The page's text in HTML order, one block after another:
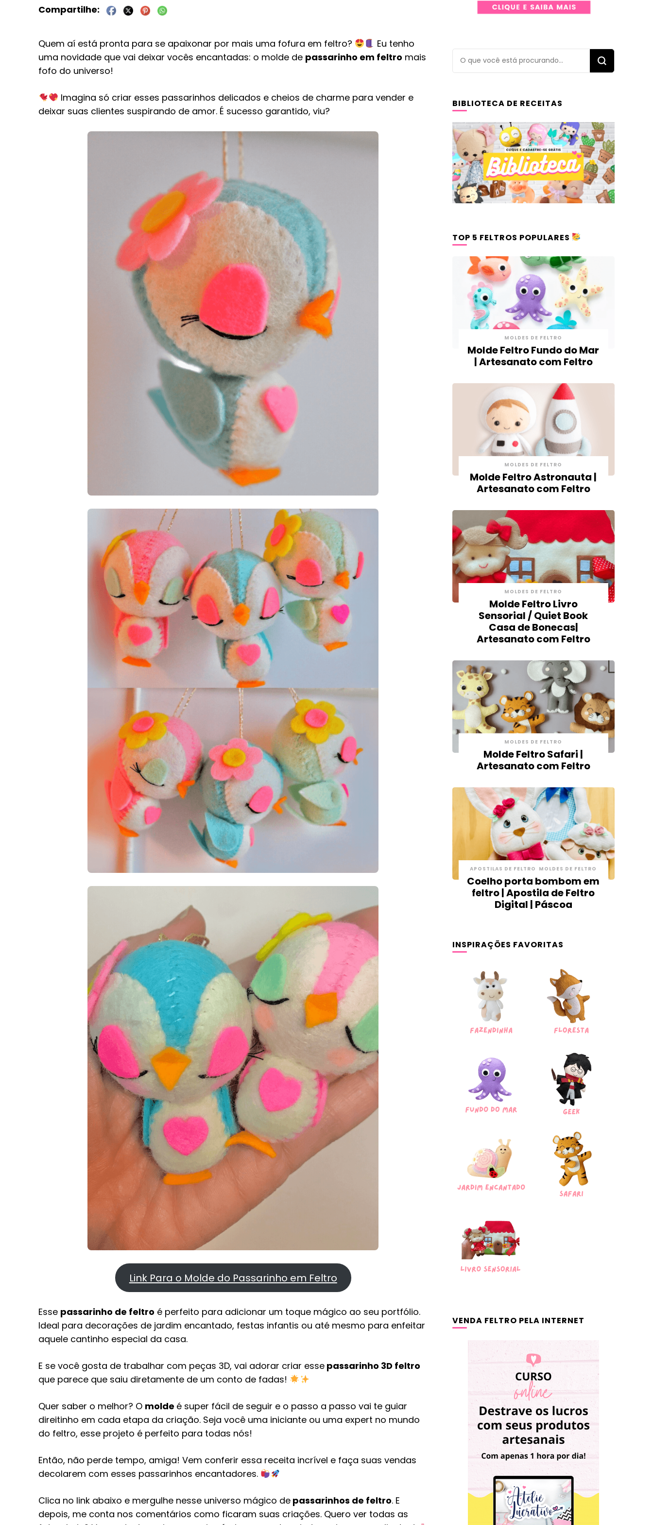
Quem aí está pronta para se apaixonar por mais uma fofura em feltro?
Eu tenho
uma novidade que vai deixar vocês encantadas: o molde de passarinho em feltro mais
fofo do universo!
Imagina só criar esses passarinhos delicados e cheios de charme para vender e
deixar suas clientes suspirando de amor. É sucesso garantido, viu?
Link Para o Molde do Passarinho em Feltro
Esse passarinho de feltro é perfeito para adicionar um toque mágico ao seu portfólio.
Ideal para decorações de jardim encantado, festas infantis ou até mesmo para enfeitar
aquele cantinho especial da casa.
E se você gosta de trabalhar com peças 3D, vai adorar criar esse passarinho 3D feltro
que parece que saiu diretamente de um conto de fadas!
Quer saber o melhor? O molde é super fácil de seguir e o passo a passo vai te guiar
direitinho em cada etapa da criação. Seja você uma iniciante ou uma expert no mundo
do feltro, esse projeto é perfeito para todas nós!
Então, não perde tempo, amiga! Vem conferir essa receita incrível e faça suas vendas
decolarem com esses passarinhos encantadores.
Clica no link abaixo e mergulhe nesse universo mágico de passarinhos de feltro. E
depois, me conta nos comentários como ficaram suas criações. Quero ver todas as
Procurando
algo?
BIBLIOTECA DE RECEITAS
TOP 5 FELTROS POPULARES
MOLDES DE FELTRO
Molde Feltro Fundo do Mar
| Artesanato com Feltro
MOLDES DE FELTRO
Molde Feltro Astronauta |
Artesanato com Feltro
MOLDES DE FELTRO
Molde Feltro Livro
Sensorial / Quiet Book
Casa de Bonecas|
Artesanato com Feltro
MOLDES DE FELTRO
Molde Feltro Safari |
Artesanato com Feltro
APOSTILAS DE FELTRO MOLDES DE FELTRO
Coelho porta bombom em
feltro | Apostila de Feltro
Digital | Páscoa
INSPIRAÇÕES FAVORITAS
VENDA FELTRO PELA INTERNET